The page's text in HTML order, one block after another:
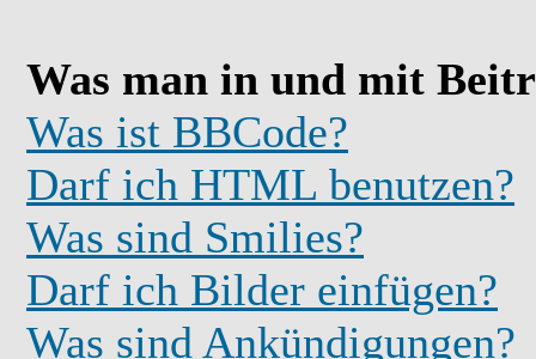
Was man in und mit
Was ist BBCode?
Darf ich HTML benutzen?
Was sind Smilies?
Darf ich Bilder einfügen?
Was sind Ankündigungen?